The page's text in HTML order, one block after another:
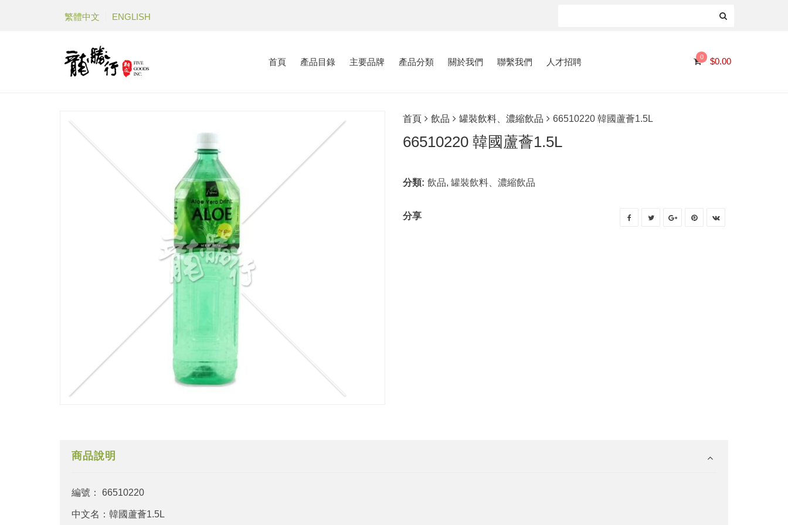
繁體中文 ENGLISH
首頁 產品目錄 主要品牌 產品分類 關於我們 聯繫我們 人才招聘 0 $0.00
首頁 飲品 罐裝飲料、濃縮飲品 66510220 韓國蘆薈1.5L
66510220 韓國蘆薈1.5L
分類: 飲品, 罐裝飲料、濃縮飲品
分享
商品說明
編號： 66510220
中文名：韓國蘆薈1.5L